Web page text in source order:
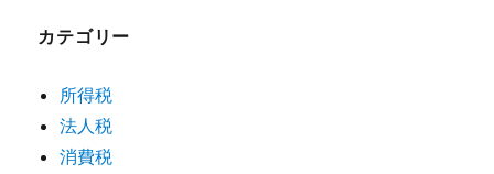
カテゴリー
所得税
法人税
消費税